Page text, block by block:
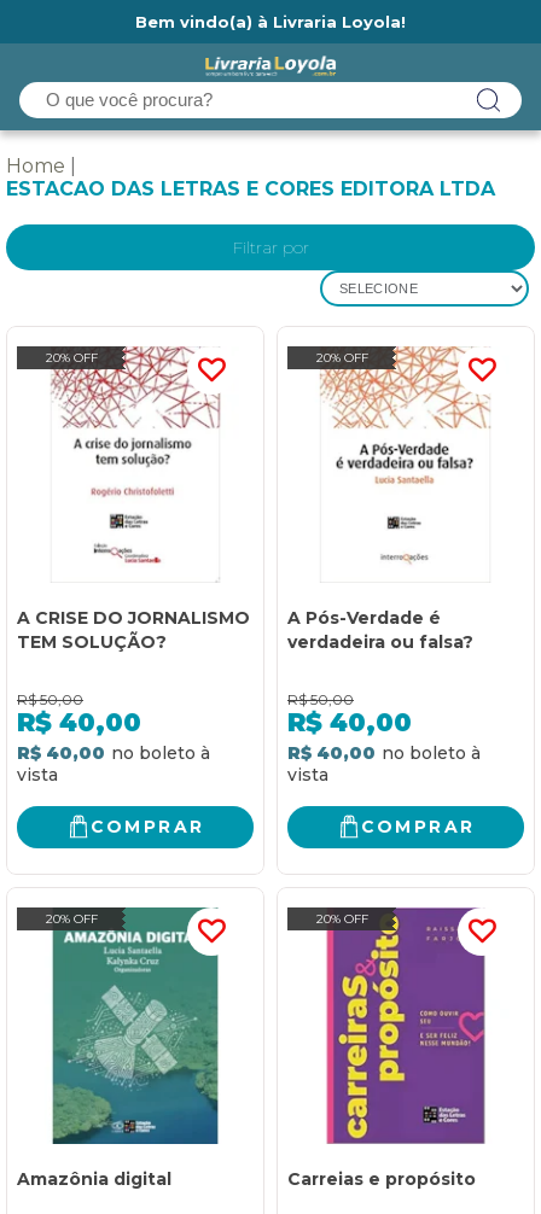
Bem vindo(a) à Livraria Loyola!
Home
ESTACAO DAS LETRAS E CORES EDITORA LTDA
Filtrar por
SELECIONE
20% OFF
A CRISE DO JORNALISMO
TEM SOLUÇÃO?
R$ 50,00
R$ 40,00
R$ 40,00
COMPRAR
20% OFF
A Pós-Verdade é
verdadeira ou falsa?
R$ 50,00
R$ 40,00
R$ 40,00
COMPRAR
20% OFF
Amazônia digital
20% OFF
Carreias e propósito